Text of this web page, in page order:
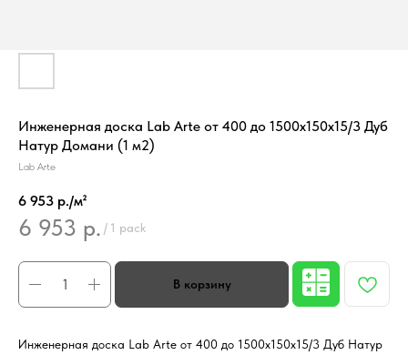
Инженерная доска Lab Arte от 400 до 1500х150х15/3 Дуб
Натур Домани (1 м2)
Lab Arte
6 953 р./м²
6 953 р. / 1 pack
Инженерная доска Lab Arte от 400 до 1500х150х15/3 Дуб Натур